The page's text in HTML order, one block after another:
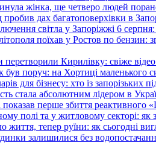
жінка, ще четверо людей
дах багатоповерхівки в
світла у Запоріжжі 6
поїхав у Ростов по бензин:
Кирилівку: свіже відео
був поруч: на Хортиці маленького
для бізнесу: хто із
стала абсолютним лідером в
показав перше збиття
полі та у житловому секторі:
життя, тепер руїни: як сьогодні
залишилися без